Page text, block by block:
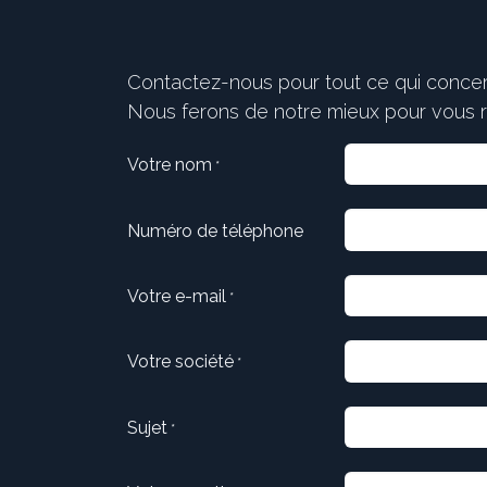
Contactez-nous pour tout ce qui
Nous ferons de notre mieux pour vous
Votre nom *
Numéro de téléphone
Votre e-mail *
Votre société *
Sujet *